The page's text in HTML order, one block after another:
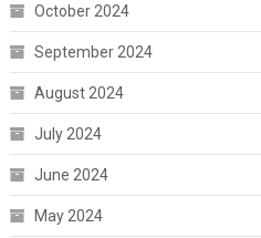
October 2024
September 2024
August 2024
July 2024
June 2024
May 2024